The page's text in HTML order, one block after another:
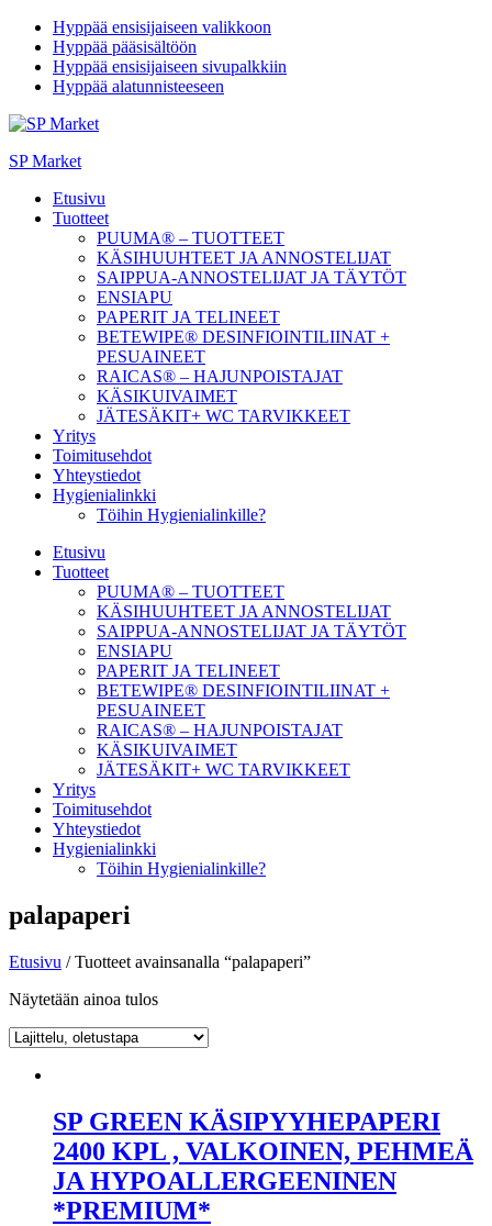
Hyppää ensisijaiseen valikkoon
Hyppää pääsisältöön
Hyppää ensisijaiseen sivupalkkiin
Hyppää alatunnisteeseen
SP Market
Etusivu
Tuotteet
PUUMA® – TUOTTEET
KÄSIHUUHTEET JA ANNOSTELIJAT
SAIPPUA-ANNOSTELIJAT JA TÄYTÖT
ENSIAPU
PAPERIT JA TELINEET
BETEWIPE® DESINFIOINTILIINAT +
PESUAINEET
RAICAS® – HAJUNPOISTAJAT
KÄSIKUIVAIMET
JÄTESÄKIT+ WC TARVIKKEET
Yritys
Toimitusehdot
Yhteystiedot
Hygienialinkki
Töihin Hygienialinkille?
Etusivu
Tuotteet
PUUMA® – TUOTTEET
KÄSIHUUHTEET JA ANNOSTELIJAT
SAIPPUA-ANNOSTELIJAT JA TÄYTÖT
ENSIAPU
PAPERIT JA TELINEET
BETEWIPE® DESINFIOINTILIINAT +
PESUAINEET
RAICAS® – HAJUNPOISTAJAT
KÄSIKUIVAIMET
JÄTESÄKIT+ WC TARVIKKEET
Yritys
Toimitusehdot
Yhteystiedot
Hygienialinkki
Töihin Hygienialinkille?
palapaperi
Etusivu / Tuotteet avainsanalla “palapaperi”
Näytetään ainoa tulos
SP GREEN KÄSIPYYHEPAPERI
2400 KPL , VALKOINEN, PEHMEÄ
JA HYPOALLERGEENINEN
*PREMIUM*